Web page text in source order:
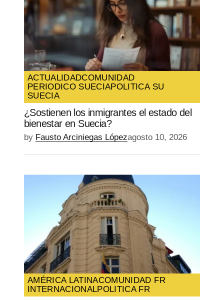
ACTUALIDADCOMUNIDAD
PERIODICO SUECIAPOLITICA SU
SUECIA
¿Sostienen los inmigrantes el estado del
bienestar en Suecia?
by Fausto Arciniegas Lópezagosto 10, 2026
AMÉRICA LATINACOMUNIDAD FR
INTERNACIONALPOLITICA FR